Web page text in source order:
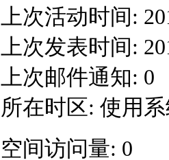
上次活动时间:
上次发表时间:
上次邮件通知: 0
所在时区: 使用
空间访问量: 0